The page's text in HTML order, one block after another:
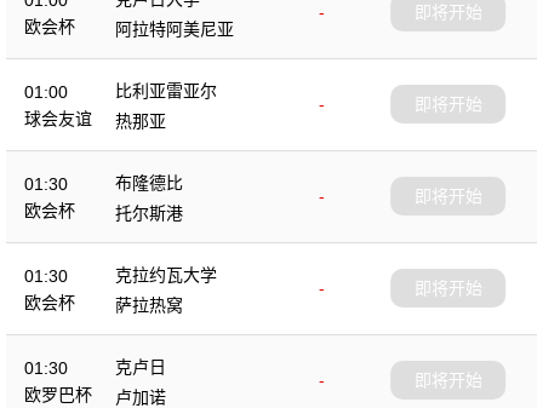
欧会杯
-
阿拉特阿美尼亚
即将开始
01:00
球会友谊
比利亚雷亚尔
-
热那亚
即将开始
01:30
欧会杯
布隆德比
-
托尔斯港
即将开始
01:30
欧会杯
克拉约瓦大学
-
萨拉热窝
即将开始
01:30
欧罗巴杯
克卢日
-
卢加诺
即将开始